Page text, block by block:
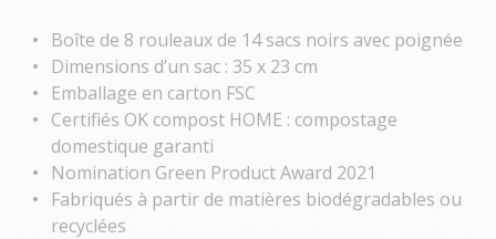
Boîte de 8 rouleaux de 14 sacs noirs avec poignée
Dimensions d’un sac : 35 x 23 cm
Emballage en carton FSC
Certifiés OK compost HOME : compostage
domestique garanti
Nomination Green Product Award 2021
Fabriqués à partir de matières biodégradables ou
recyclées